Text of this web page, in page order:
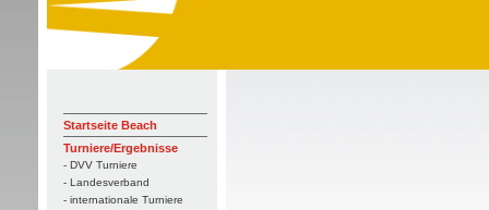
Startseite Beach
Turniere/Ergebnisse
- DVV Turniere
- Landesverband
- internationale Turniere